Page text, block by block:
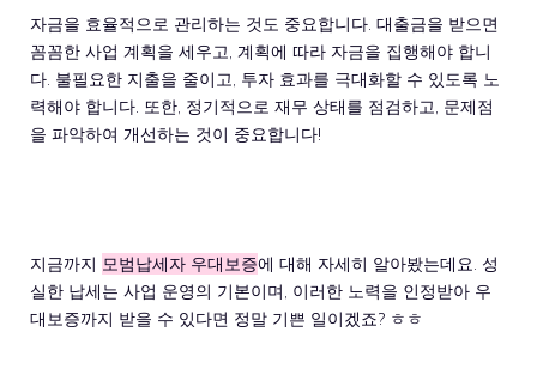
자금을 효율적으로 관리하는 것도 중요합니다. 대출금을 받으면
꼼꼼한 사업 계획을 세우고, 계획에 따라 자금을 집행해야 합니
다. 불필요한 지출을 줄이고, 투자 효과를 극대화할 수 있도록 노
력해야 합니다. 또한, 정기적으로 재무 상태를 점검하고, 문제점
을 파악하여 개선하는 것이 중요합니다!
지금까지 모범납세자 우대보증에 대해 자세히 알아봤는데요. 성
실한 납세는 사업 운영의 기본이며, 이러한 노력을 인정받아 우
대보증까지 받을 수 있다면 정말 기쁜 일이겠죠? ㅎㅎ